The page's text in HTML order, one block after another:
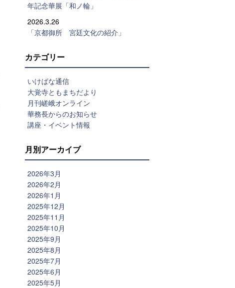
年記念華展「和ノ輪」
2026.3.26
「京都御所 宮廷文化の紹介」
カテゴリー
いけばな通信
大覚寺ともまちだより
月刊嵯峨オンライン
華務長からのお知らせ
講座・イベント情報
月別アーカイブ
2026年3月
2026年2月
2026年1月
2025年12月
2025年11月
2025年10月
2025年9月
2025年8月
2025年7月
2025年6月
2025年5月